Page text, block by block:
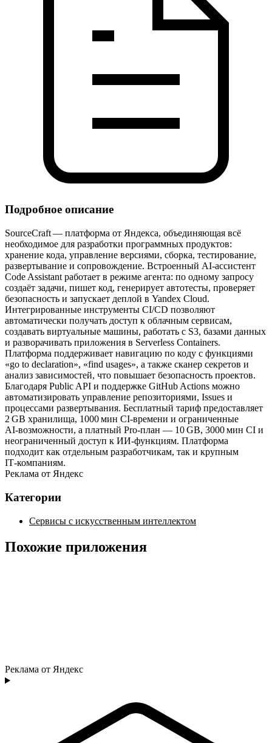
Подробное описание
SourceCraft — платформа от Яндекса, объединяющая всё
необходимое для разработки программных продуктов:
хранение кода, управление версиями, сборка, тестирование,
развертывание и сопровождение. Встроенный AI‑ассистент
Code Assistant работает в режиме агента: по одному запросу
создаёт задачи, пишет код, генерирует автотесты, проверяет
безопасность и запускает деплой в Yandex Cloud.
Интегрированные инструменты CI/CD позволяют
автоматически получать доступ к облачным сервисам,
создавать виртуальные машины, работать с S3, базами данных
и разворачивать приложения в Serverless Containers.
Платформа поддерживает навигацию по коду с функциями
«go to declaration», «find usages», а также сканер секретов и
анализ зависимостей, что повышает безопасность проектов.
Благодаря Public API и поддержке GitHub Actions можно
автоматизировать управление репозиториями, Issues и
процессами развертывания. Бесплатный тариф предоставляет
2 GB хранилища, 1000 мин CI‑времени и ограниченные
AI‑возможности, а платный Pro‑план — 10 GB, 3000 мин CI и
неограниченный доступ к ИИ‑функциям. Платформа
подходит как отдельным разработчикам, так и крупным
IT‑компаниям.
Реклама от Яндекс
Категории
Сервисы с искусственным интеллектом
Похожие приложения
Реклама от Яндекс